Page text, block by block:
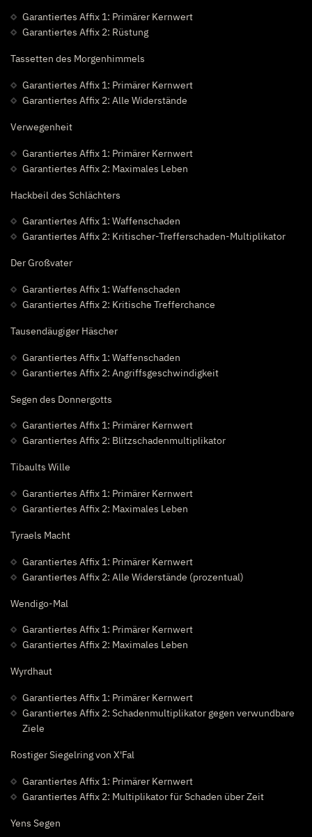
Garantiertes Affix 1: Primärer Kernwert
Garantiertes Affix 2: Rüstung
Tassetten des Morgenhimmels
Garantiertes Affix 1: Primärer Kernwert
Garantiertes Affix 2: Alle Widerstände
Verwegenheit
Garantiertes Affix 1: Primärer Kernwert
Garantiertes Affix 2: Maximales Leben
Hackbeil des Schlächters
Garantiertes Affix 1: Waffenschaden
Garantiertes Affix 2: Kritischer-Trefferschaden-Multiplikator
Der Großvater
Garantiertes Affix 1: Waffenschaden
Garantiertes Affix 2: Kritische Trefferchance
Tausendäugiger Häscher
Garantiertes Affix 1: Waffenschaden
Garantiertes Affix 2: Angriffsgeschwindigkeit
Segen des Donnergotts
Garantiertes Affix 1: Primärer Kernwert
Garantiertes Affix 2: Blitzschadenmultiplikator
Tibaults Wille
Garantiertes Affix 1: Primärer Kernwert
Garantiertes Affix 2: Maximales Leben
Tyraels Macht
Garantiertes Affix 1: Primärer Kernwert
Garantiertes Affix 2: Alle Widerstände (prozentual)
Wendigo-Mal
Garantiertes Affix 1: Primärer Kernwert
Garantiertes Affix 2: Maximales Leben
Wyrdhaut
Garantiertes Affix 1: Primärer Kernwert
Garantiertes Affix 2: Schadenmultiplikator gegen verwundbare
Ziele
Rostiger Siegelring von X'Fal
Garantiertes Affix 1: Primärer Kernwert
Garantiertes Affix 2: Multiplikator für Schaden über Zeit
Yens Segen